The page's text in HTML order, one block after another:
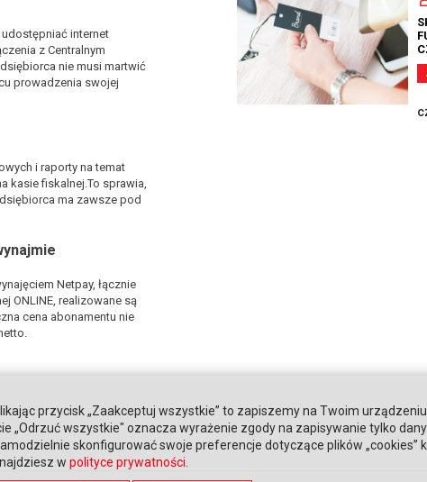
internet
z Centralnym
nie musi martwić
prowadzenia swojej
i raporty na temat
kasie fiskalnej.To sprawia,
ma zawsze pod
Netpay, łącznie
ONLINE, realizowane są
cena abonamentu nie
przycisk „Zaakceptuj wszystkie” to zapiszemy na Twoim urządzeniu
„Odrzuć wszystkie" oznacza wyrażenie zgody na zapisywanie tylko
skonfigurować swoje preferencje dotyczące plików „cookies”
w polityce prywatności